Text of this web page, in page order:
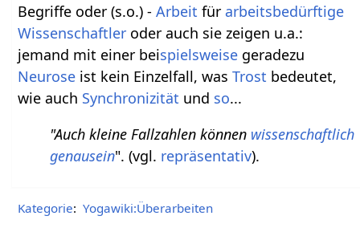
Begriffe oder (s.o.) -Arbeit für arbeitsbedürftige
Wissenschaftler oder auch sie zeigen u.a.:
jemand mit einer beispielsweise geradezu
Neurose ist kein Einzelfall, wasTrost bedeutet,
wie auch Synchronizität und so...
"Auch kleine Fallzahlen können wissenschaftlich
genausein". (vgl. repräsentativ).
Kategorie: Yogawiki:Überarbeiten